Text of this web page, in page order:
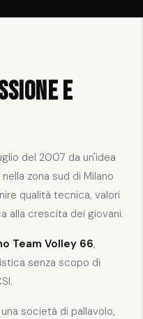
e
del 2007 da un'idea
zona sud di Milano
qualità tecnica, valori
alla crescita dei giovani.
Team Volley 66,
senza scopo di
società di pallavolo,